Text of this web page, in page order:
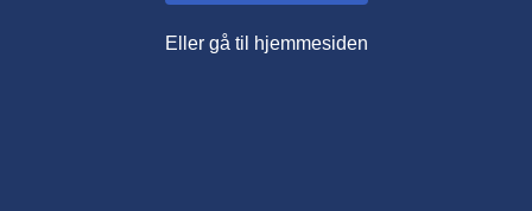
Eller gå til hjemmesiden